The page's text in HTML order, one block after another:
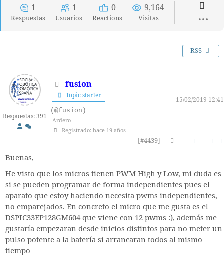
1
Respuestas
1
Usuarios
0
Reactions
9,164
Visitas
RSS
Respuestas: 391
fusion
Topic starter
15/02/2019 12:41
(@fusion)
Ardero
Registrado: hace 19 años
[#4439]
Buenas,
He visto que los micros tienen PWM High y Low, mi duda es
si se pueden programar de forma independientes pues el
aparato que estoy haciendo necesita pwms independientes,
no emparejados. En concreto el micro que me gusta es el
DSPIC33EP128GM604 que viene con 12 pwms :), además me
gustaría empezaran desde inicios distintos para no meter un
pulso potente a la batería si arrancaran todos al mismo
tiempo